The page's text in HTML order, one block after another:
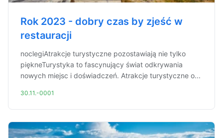
Rok 2023 - dobry czas by zjeść w
restauracji
noclegiAtrakcje turystyczne pozostawiają nie tylko
piękneTurystyka to fascynujący świat odkrywania
nowych miejsc i doświadczeń. Atrakcje turystyczne o...
30.11.-0001